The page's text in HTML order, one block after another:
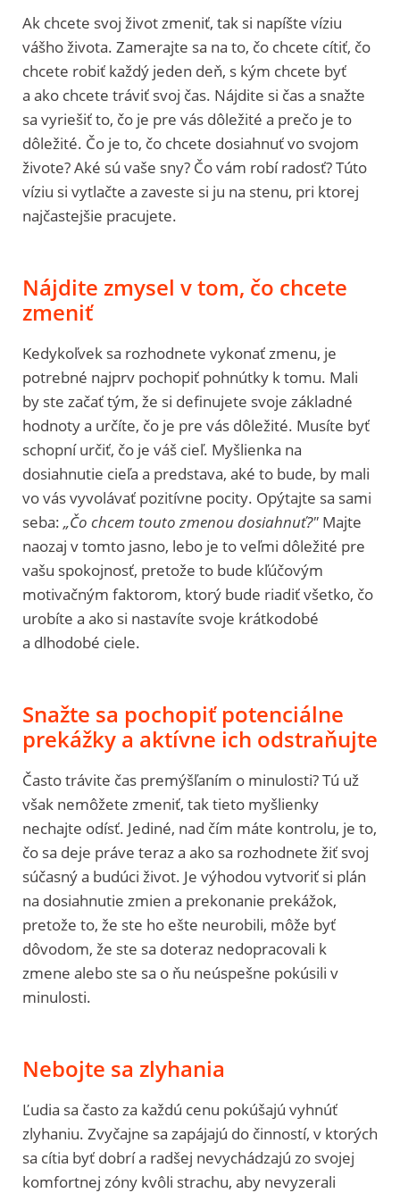
Ak chcete svoj život zmeniť, tak si napíšte víziu
vášho života. Zamerajte sa na to, čo chcete cítiť, čo
chcete robiť každý jeden deň, s kým chcete byť
a ako chcete tráviť svoj čas. Nájdite si čas a snažte
sa vyriešiť to, čo je pre vás dôležité a prečo je to
dôležité. Čo je to, čo chcete dosiahnuť vo svojom
živote? Aké sú vaše sny? Čo vám robí radosť? Túto
víziu si vytlačte a zaveste si ju na stenu, pri ktorej
najčastejšie pracujete.
Nájdite zmysel v tom, čo chcete
zmeniť
Kedykoľvek sa rozhodnete vykonať zmenu, je
potrebné najprv pochopiť pohnútky k tomu. Mali
by ste začať tým, že si definujete svoje základné
hodnoty a určíte, čo je pre vás dôležité. Musíte byť
schopní určiť, čo je váš cieľ. Myšlienka na
dosiahnutie cieľa a predstava, aké to bude, by mali
vo vás vyvolávať pozitívne pocity. Opýtajte sa sami
seba: „Čo chcem touto zmenou dosiahnuť?" Majte
naozaj v tomto jasno, lebo je to veľmi dôležité pre
vašu spokojnosť, pretože to bude kľúčovým
motivačným faktorom, ktorý bude riadiť všetko, čo
urobíte a ako si nastavíte svoje krátkodobé
a dlhodobé ciele.
Snažte sa pochopiť potenciálne
prekážky a aktívne ich odstraňujte
Často trávite čas premýšľaním o minulosti? Tú už
však nemôžete zmeniť, tak tieto myšlienky
nechajte odísť. Jediné, nad čím máte kontrolu, je to,
čo sa deje práve teraz a ako sa rozhodnete žiť svoj
súčasný a budúci život. Je výhodou vytvoriť si plán
na dosiahnutie zmien a prekonanie prekážok,
pretože to, že ste ho ešte neurobili, môže byť
dôvodom, že ste sa doteraz nedopracovali k
zmene alebo ste sa o ňu neúspešne pokúsili v
minulosti.
Nebojte sa zlyhania
Ľudia sa často za každú cenu pokúšajú vyhnúť
zlyhaniu. Zvyčajne sa zapájajú do činností, v ktorých
sa cítia byť dobrí a radšej nevychádzajú zo svojej
komfortnej zóny kvôli strachu, aby nevyzerali